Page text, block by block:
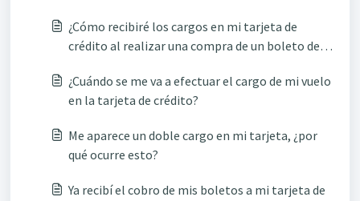
¿Cómo recibiré los cargos en mi tarjeta de
crédito al realizar una compra de un boleto de
¿Cuándo se me va a efectuar el cargo de mi vuelo
en la tarjeta de crédito?
Me aparece un doble cargo en mi tarjeta, ¿por
qué ocurre esto?
Ya recibí el cobro de mis boletos a mi tarjeta de